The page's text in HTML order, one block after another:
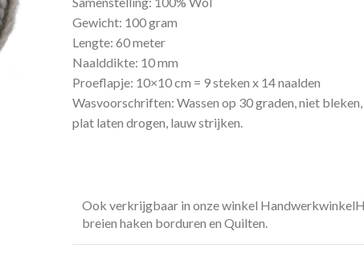
Gewicht: 100 gram
Lengte: 60 meter
Naalddikte: 10 mm
Proeflapje: 10×10 cm = 9 steken x 14 naalden
Wasvoorschriften: Wassen op 30 graden, niet
plat laten drogen, lauw strijken.
Ook verkrijgbaar in onze winkel
breien haken borduren en Quilten.